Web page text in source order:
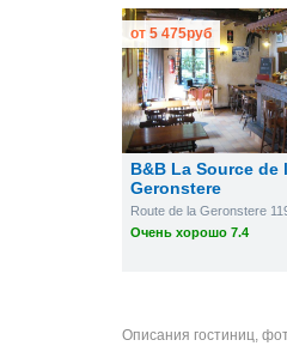
B&B La Source de
Geronstere
Route de la Geronstere
Очень хорошо 7.4
от 5 475руб
Описания гостиниц,